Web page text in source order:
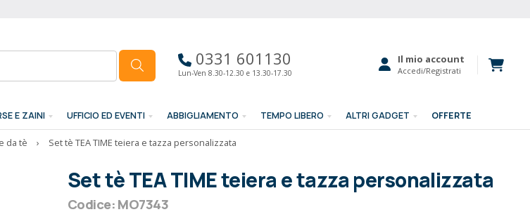
0331 601130
Lun-Ven 8.30-12.30 e 13.30-17.30
Il mio account
Accedi/Registrati
E ZAINI UFFICIO ED EVENTI ABBIGLIAMENTO TEMPO LIBERO ALTRI GADGET OFFERTE
da tè › Set tè TEA TIME teiera e tazza personalizzata
Set tè TEA TIME teiera e tazza personalizzata
Codice: MO7343